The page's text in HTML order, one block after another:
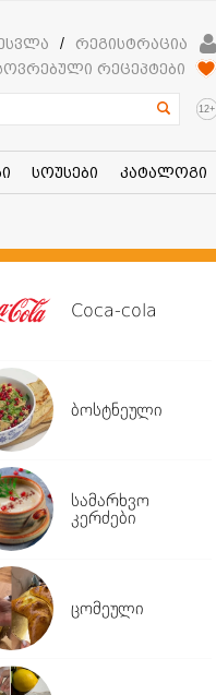
/
რეგისტრაცია
რეცეპტები
12+
სოუსები კატალოგი
Coca-cola
ბოსტნეული
სამარხვო
კერძები
ცომეული